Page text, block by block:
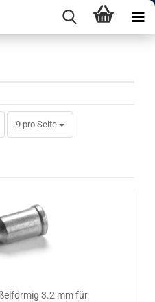
9 pro Seite
pro Seite
3.2 mm für